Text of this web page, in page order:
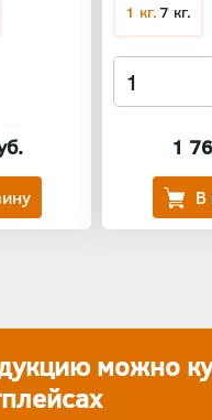
1
1 кг.7 кг.
можно